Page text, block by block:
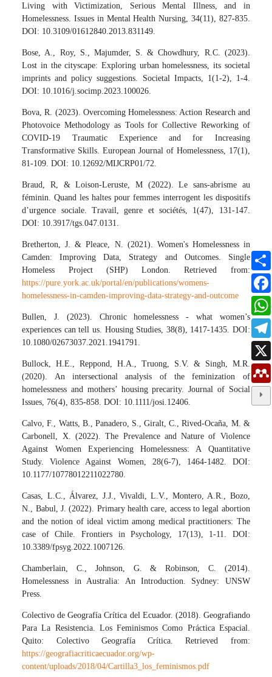
Living with Victimization, Serious Mental Illness, and in
Homelessness. Issues in Mental Health Nursing, 34(11), 827-835.
DOI: 10.3109/01612840.2013.831149.
Bose, A., Roy, S., Majumder, S. & Chowdhury, R.C. (2023).
Lost in the cityscape: Exploring urban homelessness, its societal
imprints and policy suggestions. Societal Impacts, 1(1-2), 1-4.
DOI: 10.1016/j.socimp.2023.100026.
Bova, R. (2023). Overcoming Homelessness: Action Research and
Photovoice Methodology as Tools for Collective Reworking of
COVID-19 Traumatic Experience and for Increasing
Transformative Skills. European Journal of Homelessness, 17(1),
81-109. DOI: 10.12692/MIJCRP01/72.
Braud, R, & Loison-Leruste, M (2022). Le sans-abrisme au
féminin. Quand les haltes pour femmes interrogent les dispositifs
d’urgence sociale. Travail, genre et sociétés, 1(47), 131-147.
DOI: 10.3917/tgs.047.0131.
Bretherton, J. & Pleace, N. (2021). Women's Homelessness in
Camden: Improving Data, Strategy and Outcomes. Single
Homeless Project (SHP) London. Retrieved from:
https://pure.york.ac.uk/portal/en/publications/womens-
homelessness-in-camden-improving-data-strategy-and-outcome
Bullen, J. (2023). Chronic homelessness - what women’s
experiences can tell us. Housing Studies, 38(8), 1417-1435. DOI:
10.1080/02673037.2021.1941791.
Bullock, H.E., Reppond, H.A., Truong, S.V. & Singh, M.R.
(2020). An intersectional analysis of the feminization of
homelessness and mothers’ housing precarity. Journal of Social
Issues, 76(4), 835-858. DOI: 10.1111/josi.12406.
Calvo, F., Watts, B., Panadero, S., Giralt, C., Rived-Ocaña, M. &
Carbonell, X. (2022). The Prevalence and Nature of Violence
Against Women Experiencing Homelessness: A Quantitative
Study. Violence Against Women, 28(6-7), 1464-1482. DOI:
10.1177/10778012211022780.
Casas, L.C., Álvarez, J.J., Vivaldi, L.V., Montero, A.R., Bozo,
N., Babul, J. (2022). Primary health care, access to legal abortion
and the notion of ideal victim among medical practitioners: The
case of Chile. Frontiers in Psychology, 17(13), 1-11. DOI:
10.3389/fpsyg.2022.1007126.
Chamberlain, C., Johnson, G. & Robinson, C. (2014).
Homelessness in Australia: An Introduction. Sydney: UNSW
Press.
Colectivo de Geografía Crítica del Ecuador. (2018). Geografiando
Para La Resistencia. Los Feminismos Como Práctica Espacial.
Quito: Colectivo Geografía Crítica. Retrieved from:
https://geografiacriticaecuador.org/wp-
content/uploads/2018/04/Cartilla3_los_feminismos.pdf